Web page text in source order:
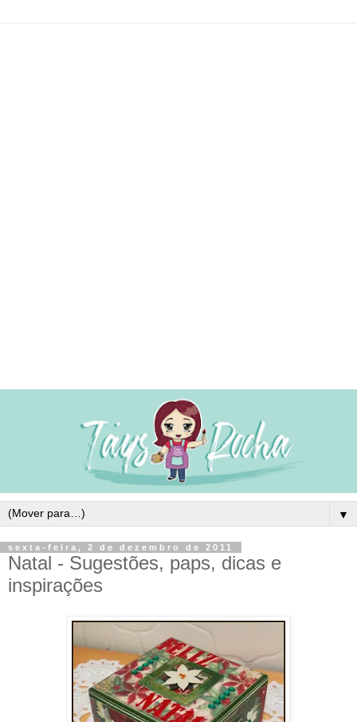
▼
sexta-feira, 2 de dezembro de 2011
Natal - Sugestões, paps, dicas e
inspirações